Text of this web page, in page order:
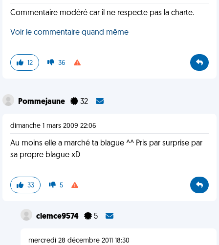
Commentaire modéré car il ne respecte pas la charte.
Voir le commentaire quand même
12 36
Pommejaune 32
dimanche 1 mars 2009 22:06
Au moins elle a marché ta blague ^^ Pris par surprise par
sa propre blague xD
33 5
clemce9574 5
mercredi 28 décembre 2011 18:30